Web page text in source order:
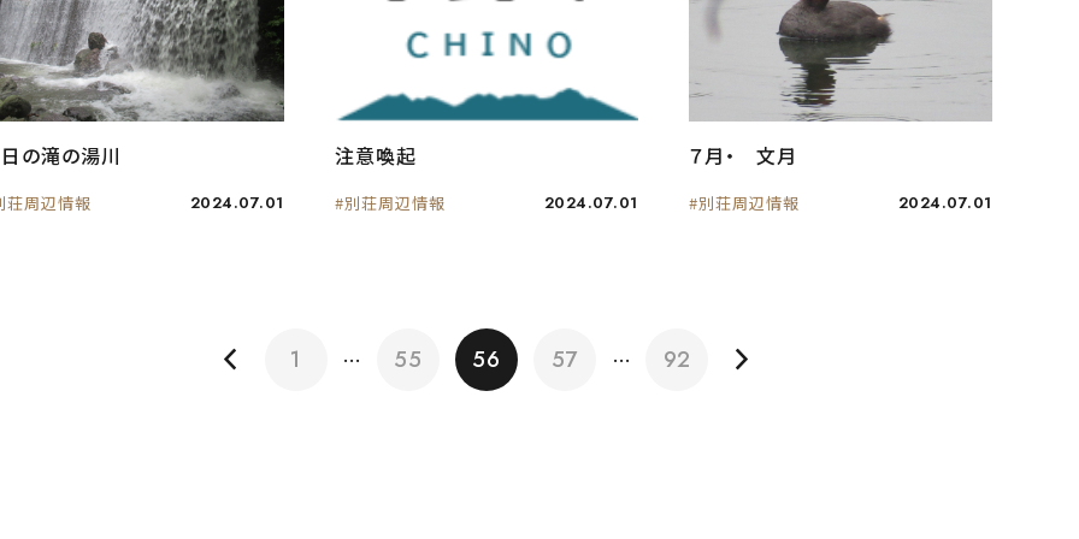
の滝の湯川
荘周辺情報 2024.07.01
注意喚起
#別荘周辺情報 2024.07.01
７月・ 文月
#別荘周辺情報 2024.07.01
1 … 55 56 57 … 92